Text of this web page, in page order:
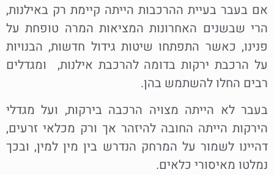
אם בעבר בעיית ההרכבות הייתה קיימת רק באילנות,
הרי שבשנים האחרונות המציאות המרה טופחת על
פנינו, כאשר התפתחו שיטות גידול חדשות, הבנויות
על הרכבת ירקות בדומה להרכבת אילנות, ומגדלים
רבים החלו להשתמש בהן.
בעבר לא הייתה מצויה הרכבה בירקות, ועל מגדלי
הירקות הייתה החובה להיזהר אך ורק מכלאי זרעים,
דהיינו לשמור על המרחק הנדרש בין מין למין, ובכך
נמלטו מאיסורי כלאים.